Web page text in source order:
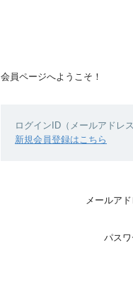
会員ページへようこそ！
ログインID（メールアドレ
新規会員登録はこちら
メールア
パス